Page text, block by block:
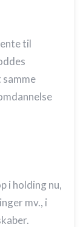
til
samme
i holding nu,
mv., i